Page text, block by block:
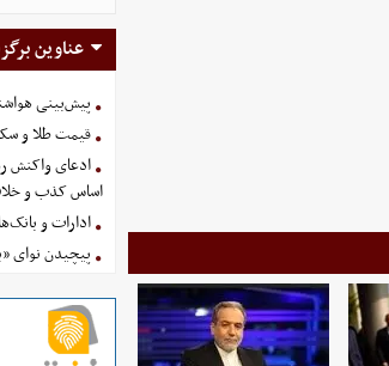
عناوین
پیش‌بینی هواشناسی
قیمت طلا و سکه امروز
ادعای واکنش
اساس کذب و
ادارات و بانک‌های کدام
پیچیدن نوای